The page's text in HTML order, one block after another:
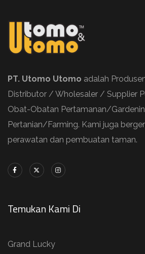
PT. Utomo Utomo adalah
Distributor / Wholesaler / Supplier
Obat-Obatan Pertamanan/
Pertanian/Farming. Kami juga
perawatan dan pembuatan taman.
Temukan Kami Di
Grand Lucky